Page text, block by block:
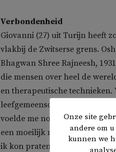
Verbondenheid
Giovanni (27) uit Turijn heeft
vlakbij de Zwitserse grens.
Bhagwan Shree Rajneesh,
die mensen over heel de
en therapeutische
leefgemeenschap veel
voelde me nooit alleen. Op
een moeilijk moment ging,
ik kon praten. Op mijn beurt
Onze site
andere om
kunnen we